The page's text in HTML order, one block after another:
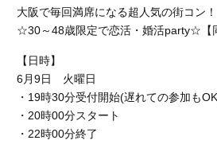
大阪で毎回満席になる超人気の街コン！
☆30～48歳限定で恋活・婚活party☆【
【日時】
6月9日 火曜日
・19時30分受付開始(遅れての参加も
・20時00分スタート
・22時00分終了